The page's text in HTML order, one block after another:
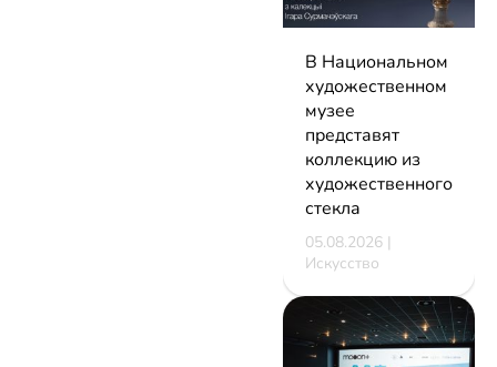
В Национальном
художественном
музее
представят
коллекцию из
художественного
стекла
05.08.2026 |
Искусство